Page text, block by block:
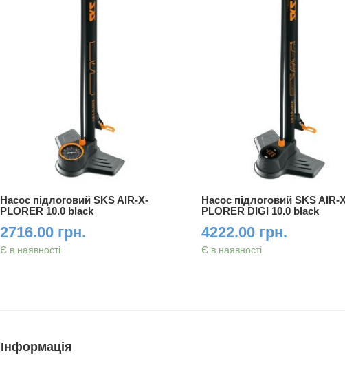
Насос підлоговий SKS AIR-X-
PLORER 10.0 black
2716.00 грн.
Є в наявності
Насос підлоговий SKS AIR-
PLORER DIGI 10.0 black
4222.00 грн.
Є в наявності
Інформація